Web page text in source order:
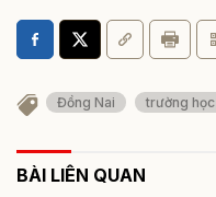
Đồng Nai trường học
BÀI LIÊN QUAN